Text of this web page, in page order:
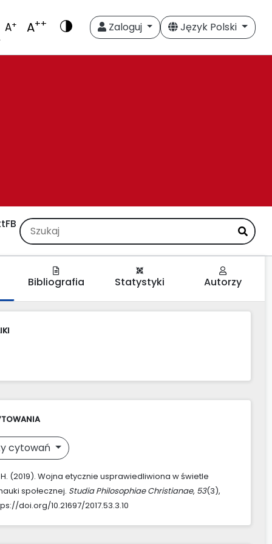
A+ A++ Zaloguj Język Polski
FB
Bibliografia Statystyki Autorzy
cytowań
(2019). Wojna etycznie usprawiedliwiona w świetle
społecznej. Studia Philosophiae Christianae, 53(3),
doi.org/10.21697/2017.53.3.10